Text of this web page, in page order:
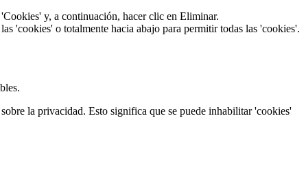
y, a continuación, hacer clic en Eliminar.
'cookies' o totalmente hacia abajo para permitir todas las 'cookies'.
la privacidad. Esto significa que se puede inhabilitar 'cookies'